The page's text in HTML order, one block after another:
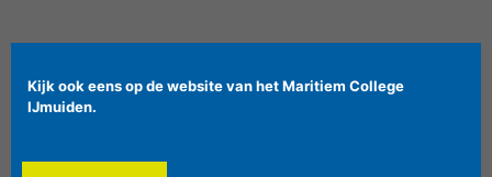
Kijk ook eens op de website van het Maritiem College
IJmuiden.